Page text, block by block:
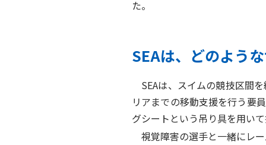
た。
SEAは、どのよう
SEAは、スイムの競技区間
リアまでの移動支援を行う要
グシートという吊り具を用い
視覚障害の選手と一緒にレ